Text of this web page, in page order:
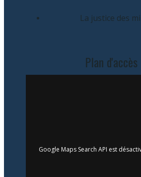
Plan d'accès
Google Maps Search API est
La justice des